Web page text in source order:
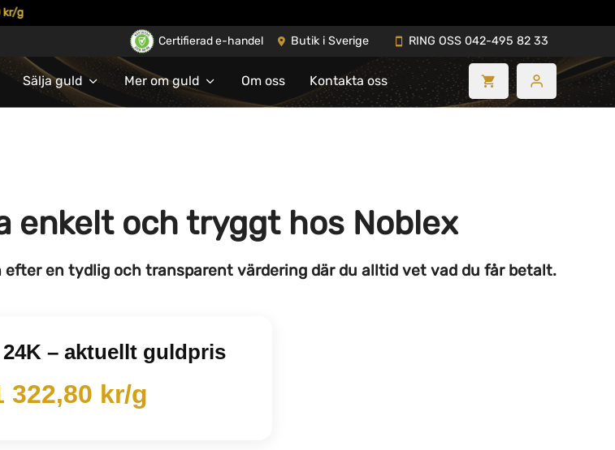
Certifierad e-handel Butik i Sverige RING OSS 042-495 82 33
Sälja guld Mer om guld Om oss Kontakta oss
enkelt och tryggt hos Noblex
en tydlig och transparent värdering där du alltid vet vad du får betalt.
– aktuellt guldpris
322,80 kr/g